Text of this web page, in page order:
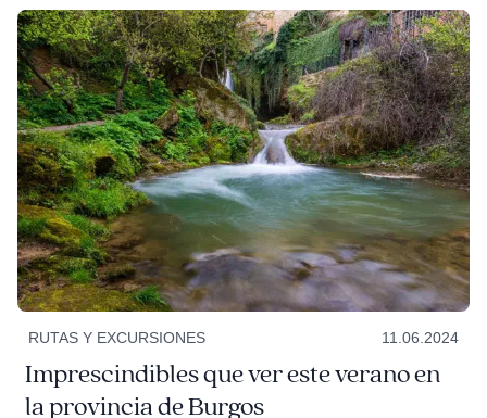
RUTAS Y EXCURSIONES 11.06.2024
Imprescindibles que ver este verano en
la provincia de Burgos